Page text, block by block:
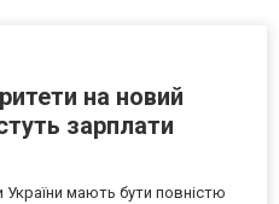
на новий
зарплати
України мають бути повністю